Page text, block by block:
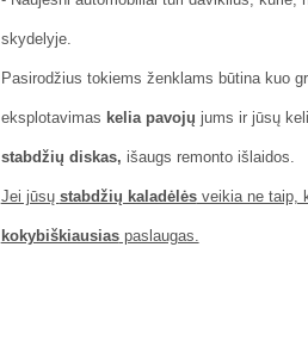
skydelyje.
Pasirodžius tokiems ženklams būtina kuo
eksplotavimas kelia pavojų jums ir jūsų
stabdžių diskas, išaugs remonto išlaidos.
Jei jūsų stabdžių kaladėlėsveikia ne taip,
kokybiškiausiaspaslaugas.